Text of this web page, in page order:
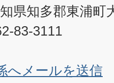
県知多郡東浦町
83-3111
へメールを送信